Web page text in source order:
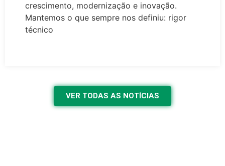
crescimento, modernização e inovação.
Mantemos o que sempre nos definiu: rigor
técnico
VER TODAS AS NOTÍCIAS